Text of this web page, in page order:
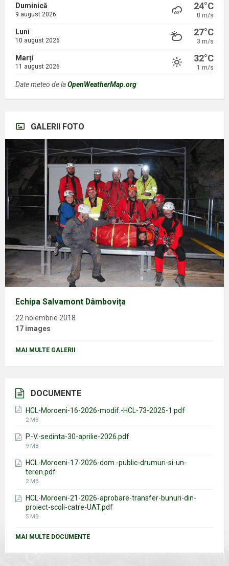
Duminică
9 august 2026
24°C
0 m/s
Luni
10 august 2026
27°C
3 m/s
Marți
11 august 2026
32°C
1 m/s
Date meteo de laOpenWeatherMap.org
GALERII FOTO
Echipa Salvamont Dâmbovița
22 noiembrie 2018
17 images
MAI MULTE GALERII
DOCUMENTE
HCL-Moroeni-16-2026-modif.-HCL-73-2025-1.pdf
File
2 MB
P.-V.-sedinta-30-aprilie-2026.pdf
File
9 MB
HCL-Moroeni-17-2026-dom.-public-drumuri-si-un-
teren.pdf
File
2 MB
HCL-Moroeni-21-2026-aprobare-transfer-bunuri-din-
proiect-scoli-catre-UAT.pdf
File
5 MB
MAI MULTE DOCUMENTE